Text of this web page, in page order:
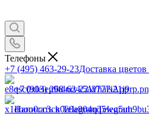
Телефоны
+7 (495) 463-29-23Доставка
+7 (903) 268-62-22WhatsApp
Написать в TelegramTelegram